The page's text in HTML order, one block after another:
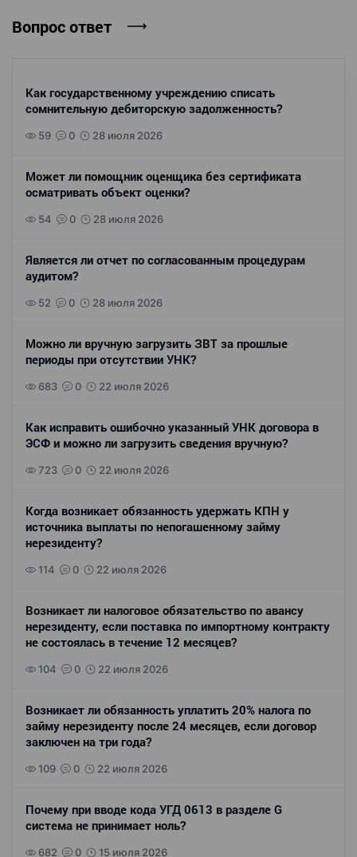
Вопрос ответ
Как государственному учреждению списать
сомнительную дебиторскую задолженность?
59 0 28 июля 2026
Может ли помощник оценщика без сертификата
осматривать объект оценки?
54 0 28 июля 2026
Является ли отчет по согласованным процедурам
аудитом?
52 0 28 июля 2026
Можно ли вручную загрузить ЗВТ за прошлые
периоды при отсутствии УНК?
683 0 22 июля 2026
Как исправить ошибочно указанный УНК договора в
ЭСФ и можно ли загрузить сведения вручную?
723 0 22 июля 2026
Когда возникает обязанность удержать КПН у
источника выплаты по непогашенному займу
нерезиденту?
114 0 22 июля 2026
Возникает ли налоговое обязательство по авансу
нерезиденту, если поставка по импортному контракту
не состоялась в течение 12 месяцев?
104 0 22 июля 2026
Возникает ли обязанность уплатить 20% налога по
займу нерезиденту после 24 месяцев, если договор
заключен на три года?
109 0 22 июля 2026
Почему при вводе кода УГД 0613 в разделе G
система не принимает ноль?
682 0 15 июля 2026